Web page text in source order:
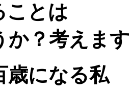
ことは
か？考えます
歳になる私